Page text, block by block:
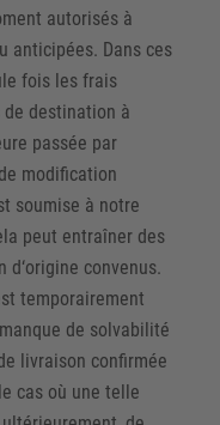
autorisés à
anticipées. Dans ces
fois les frais
de destination à
passée par
modification
soumise à notre
peut entraîner des
convenus.
temporairement
de solvabilité
livraison confirmée
cas où une telle